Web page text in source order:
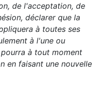
de l'acceptation, de
déclarer que la
à toutes ses
à l'une ou
à tout moment
en faisant une nouvelle